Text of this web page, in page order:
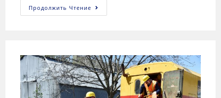
Продолжить Чтение